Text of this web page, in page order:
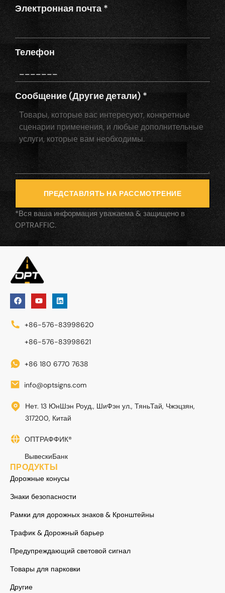
Электронная почта*
Телефон
Сообщение (Другие детали) *
ПРЕДСТАВЛЯТЬ НА РАССМОТРЕНИЕ
*Вся ваша информация уважаема & защищено в
OPTRAFFIC.
+86-576-83998620
+86-576-83998621
+86 180 6770 7638
info@optsigns.com
Нет. 13 ЮнШэн Роуд., ШиФэн ул., ТяньТай, Чжэцзян,
317200, Китай
ОПТРАФФИК®
ВывескиБанк
ПРОДУКТЫ
Дорожные конусы
Знаки безопасности
Рамки для дорожных знаков & Кронштейны
Трафик & Дорожный барьер
Предупреждающий световой сигнал
Товары для парковки
Другие